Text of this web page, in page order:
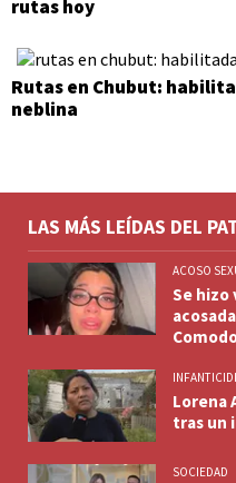
rutas hoy
Rutas en Chubut:
neblina
LAS MÁS LEÍDAS DEL
ACOSO
Se hizo
Lorena
tras un
SOCIEDAD